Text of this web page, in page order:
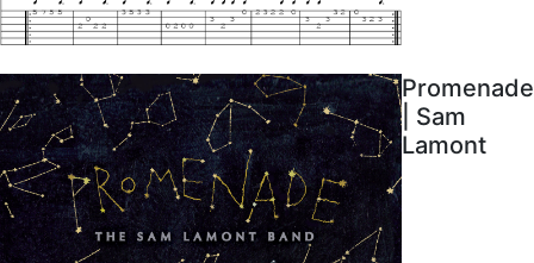
Promenade
| Sam
Lamont